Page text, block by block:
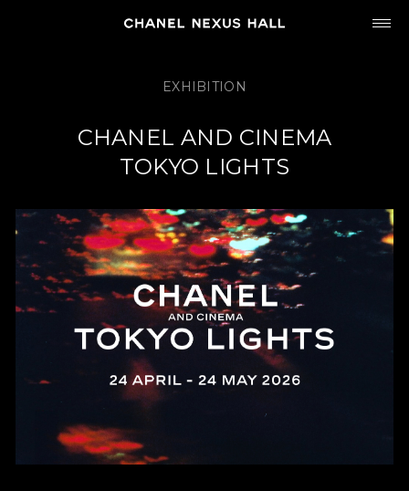
MY CHANEL NEXUS
HOME
PROGRAM
2026
EXHIBITION
CHANEL AND CINEMA
TOKYO LIGHTS